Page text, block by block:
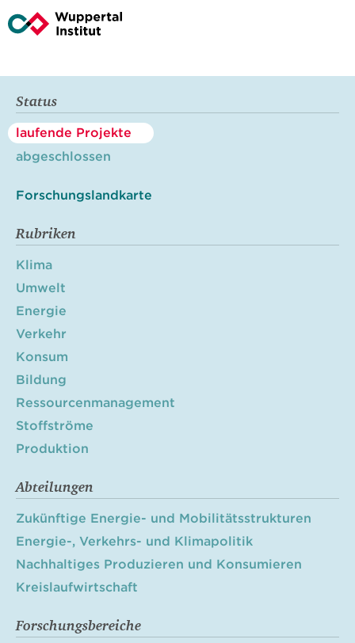
Status
laufende Projekte
abgeschlossen
Forschungslandkarte
Rubriken
Klima
Umwelt
Energie
Verkehr
Konsum
Bildung
Ressourcenmanagement
Stoffströme
Produktion
Abteilungen
Zukünftige Energie- und Mobilitätsstrukturen
Energie-, Verkehrs- und Klimapolitik
Nachhaltiges Produzieren und Konsumieren
Kreislaufwirtschaft
Forschungsbereiche